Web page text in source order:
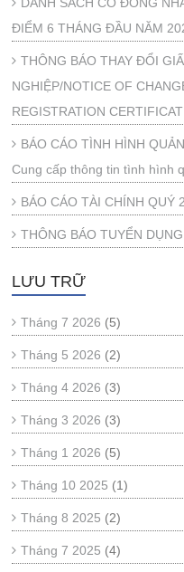
ĐIỂM 6 THÁNG ĐẦU NĂM
THÔNG BÁO THAY ĐỔI
NGHIỆP/NOTICE OF
REGISTRATION
BÁO CÁO TÌNH HÌNH
Cung cấp thông tin tình hình
BÁO CÁO TÀI CHÍNH QUÝ
THÔNG BÁO TUYỂN
LƯU TRỮ
Tháng 7 2026 (5)
Tháng 5 2026 (2)
Tháng 4 2026 (3)
Tháng 3 2026 (3)
Tháng 1 2026 (5)
Tháng 10 2025 (1)
Tháng 8 2025 (2)
Tháng 7 2025 (4)